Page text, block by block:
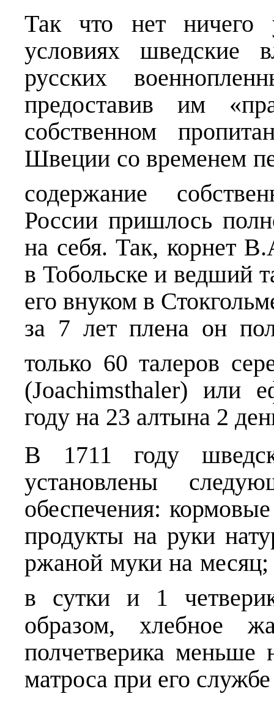
Так что нет ничего
условиях шведские
русских
предоставив им
собственном
Швеции со временем
содержание
России пришлось
на себя. Так, корнет
в Тобольске и ведший
его внуком в
за 7 лет плена он
только 60 талеров
(Joachimsthaler) или
году на 23 алтына 2
В 1711 году
установлены
обеспечения:
продукты на руки
ржаной муки на
в сутки и 1
образом, хлебное
полчетверика меньше
матроса при его службе